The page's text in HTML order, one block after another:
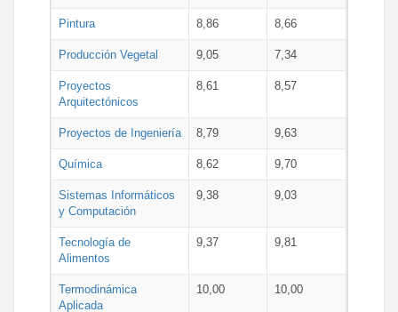
Pintura 8,86 8,66
Producción Vegetal 9,05 7,34
Proyectos
Arquitectónicos
8,61 8,57
Proyectos de Ingeniería 8,79 9,63
Química 8,62 9,70
Sistemas Informáticos
y Computación
9,38 9,03
Tecnología de
Alimentos
9,37 9,81
Termodinámica
Aplicada
10,00 10,00